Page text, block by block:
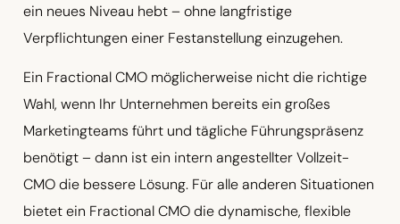
ein neues Niveau hebt – ohne langfristige
Verpflichtungen einer Festanstellung einzugehen.
Ein Fractional CMO möglicherweise nicht die richtige
Wahl, wenn Ihr Unternehmen bereits ein großes
Marketingteams führt und tägliche Führungspräsenz
benötigt – dann ist ein intern angestellter Vollzeit-
CMO die bessere Lösung. Für alle anderen Situationen
bietet ein Fractional CMO die dynamische, flexible